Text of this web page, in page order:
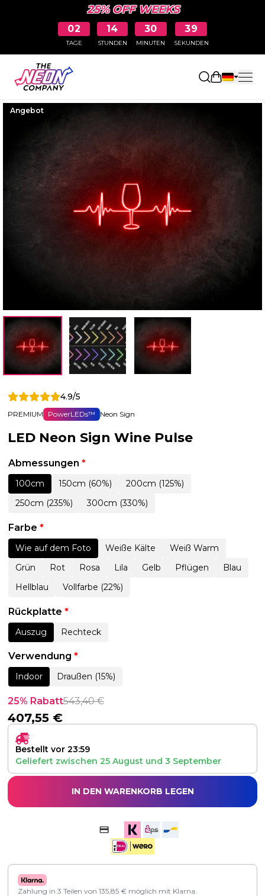
25% OFF WEEKS
02
TAGE
14
STUNDEN
30
MINUTEN
38
SEKUNDEN
Angebot
4.9/5
PREMIUM PowerLEDs™ Neon Sign
LED Neon Sign Wine Pulse
Abmessungen *
100cm 150cm (60%)
200cm (125%)
250cm (235%)
300cm (330%)
Farbe *
Wie auf dem Foto Weiße Kälte
Weiß Warm
Grün
Rot Rosa Lila Gelb Pflügen
Blau
Hellblau
Vollfarbe (22%)
Rückplatte *
Auszug Rechteck
Verwendung *
Indoor Draußen (15%)
25% Rabatt543,40€
407,55 €
Bestellt vor 23:59
Geliefert zwischen 25 August und 3 September
IN DEN WARENKORB LEGEN
Zahlung in 3 Teilen von 135,85 € möglich mit Klarna.